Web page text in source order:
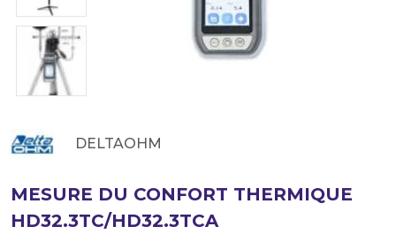
DELTAOHM
MESURE DU CONFORT THERMIQUE
HD32.3TC/HD32.3TCA